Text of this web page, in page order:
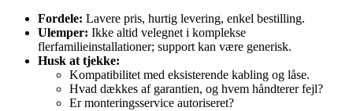
Fordele: Lavere pris, hurtig levering, enkel bestilling.
Ulemper: Ikke altid velegnet i komplekse
flerfamilieinstallationer; support kan være generisk.
Husk at tjekke:
Kompatibilitet med eksisterende kabling og låse.
Hvad dækkes af garantien, og hvem håndterer fejl?
Er monteringsservice autoriseret?